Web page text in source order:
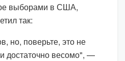
выборами в США,
так:
но, поверьте, это не
достаточно весомо", —